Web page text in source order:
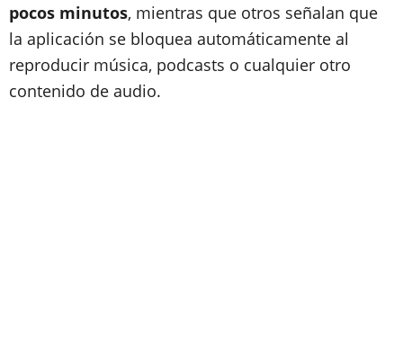
pocos minutos, mientras que otros señalan que
la aplicación se bloquea automáticamente al
reproducir música, podcasts o cualquier otro
contenido de audio.